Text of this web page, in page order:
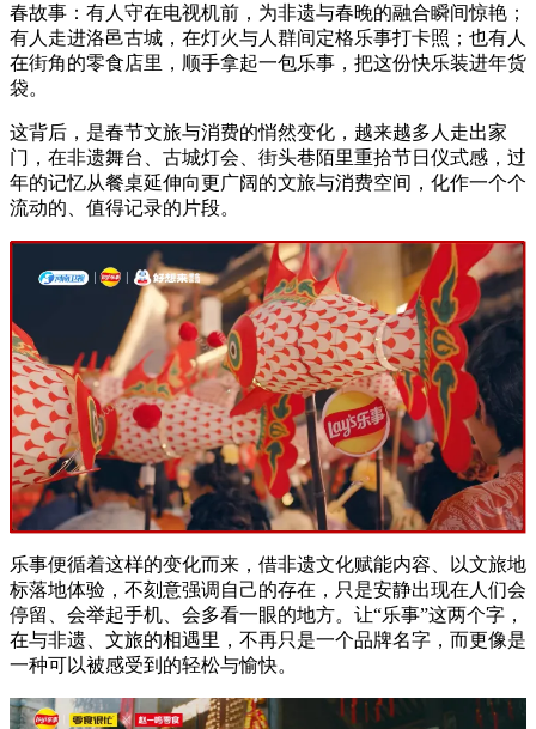
春故事：有人守在电视机前，为非遗与春晚的融合瞬间惊艳；
有人走进洛邑古城，在灯火与人群间定格乐事打卡照；也有人
在街角的零食店里，顺手拿起一包乐事，把这份快乐装进年货
袋。
这背后，是春节文旅与消费的悄然变化，越来越多人走出家
门，在非遗舞台、古城灯会、街头巷陌里重拾节日仪式感，过
年的记忆从餐桌延伸向更广阔的文旅与消费空间，化作一个个
流动的、值得记录的片段。
乐事便循着这样的变化而来，借非遗文化赋能内容、以文旅地
标落地体验，不刻意强调自己的存在，只是安静出现在人们会
停留、会举起手机、会多看一眼的地方。让“乐事”这两个字，
在与非遗、文旅的相遇里，不再只是一个品牌名字，而更像是
一种可以被感受到的轻松与愉快。